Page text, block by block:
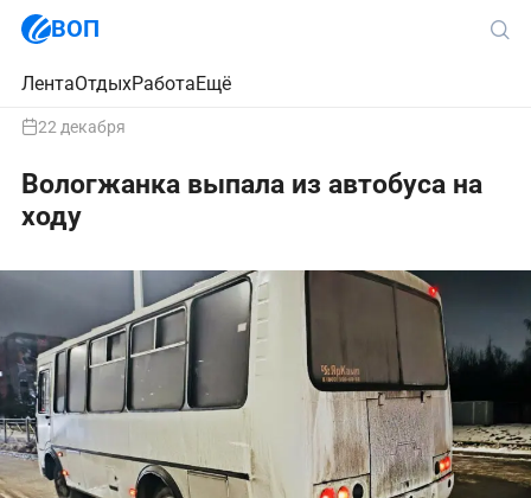
ВОП
ЛентаОтдыхРаботаЕщё
22 декабря
Вологжанка выпала из автобуса на
ходу